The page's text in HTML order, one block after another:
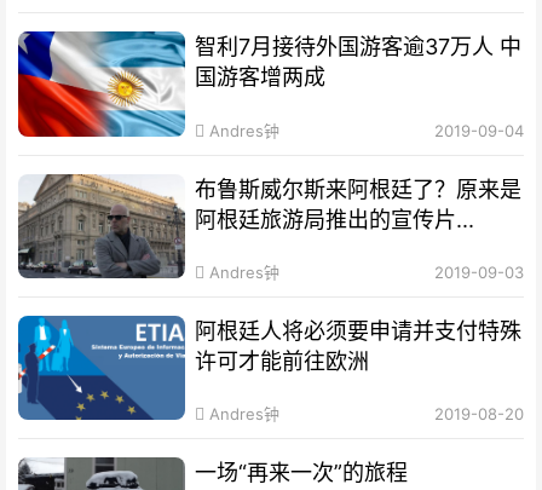
智利7月接待外国游客逾37万人 中
国游客增两成
Andres钟 2019-09-04
布鲁斯威尔斯来阿根廷了？原来是
阿根廷旅游局推出的宣传片...
Andres钟 2019-09-03
阿根廷人将必须要申请并支付特殊
许可才能前往欧洲
Andres钟 2019-08-20
一场“再来一次”的旅程